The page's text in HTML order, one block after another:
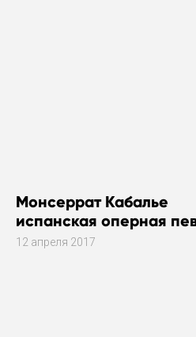
Монсеррат Кабалье
испанская оперная
12 апреля 2017